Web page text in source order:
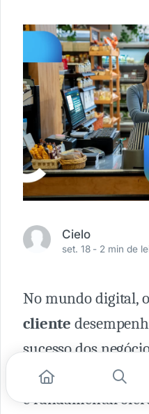
Cielo
set. 18 - 2 min de
No mundo digital, o
cliente
sucesso dos
popularidade das
é fundamental